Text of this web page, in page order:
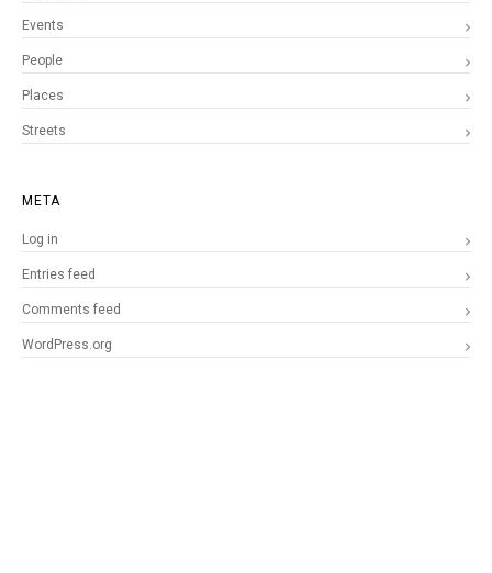
Events
People
Places
Streets
META
Log in
Entries feed
Comments feed
WordPress.org